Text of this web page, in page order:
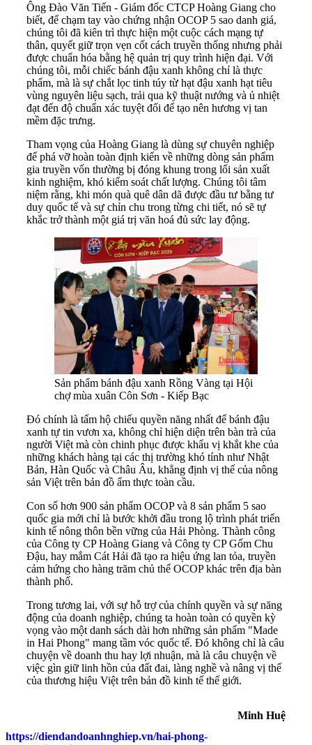
Ông Đào Văn Tiến - Giám đốc CTCP Hoàng Giang cho
biết, để chạm tay vào chứng nhận OCOP 5 sao danh giá,
chúng tôi đã kiên trì thực hiện một cuộc cách mạng tự
thân, quyết giữ trọn vẹn cốt cách truyền thống nhưng phải
được chuẩn hóa bằng hệ quản trị quy trình hiện đại. Với
chúng tôi, mỗi chiếc bánh đậu xanh không chỉ là thực
phẩm, mà là sự chắt lọc tinh túy từ hạt đậu xanh hạt tiêu
vùng nguyên liệu sạch, trải qua kỹ thuật nướng và ủ nhiệt
đạt đến độ chuẩn xác tuyệt đối để tạo nên hương vị tan
mềm đặc trưng.
Tham vọng của Hoàng Giang là dùng sự chuyên nghiệp
để phá vỡ hoàn toàn định kiến về những dòng sản phẩm
gia truyền vốn thường bị đóng khung trong lối sản xuất
kinh nghiệm, khó kiểm soát chất lượng. Chúng tôi tâm
niệm rằng, khi món quà quê dân dã được đầu tư bằng tư
duy quốc tế và sự chỉn chu trong từng chi tiết, nó sẽ tự
khắc trở thành một giá trị văn hoá đủ sức lay động.
Sản phẩm bánh đậu xanh Rồng Vàng tại Hội
chợ mùa xuân Côn Sơn - Kiếp Bạc
Đó chính là tấm hộ chiếu quyền năng nhất để bánh đậu
xanh tự tin vươn xa, không chỉ hiện diện trên bàn trà của
người Việt mà còn chinh phục được khẩu vị khắt khe của
những khách hàng tại các thị trường khó tính như Nhật
Bản, Hàn Quốc và Châu Âu, khẳng định vị thế của nông
sản Việt trên bản đồ ẩm thực toàn cầu.
Con số hơn 900 sản phẩm OCOP và 8 sản phẩm 5 sao
quốc gia mới chỉ là bước khởi đầu trong lộ trình phát triển
kinh tế nông thôn bền vững của Hải Phòng. Thành công
của Công ty CP Hoàng Giang và Công ty CP Gốm Chu
Đậu, hay mắm Cát Hải đã tạo ra hiệu ứng lan tỏa, truyền
cảm hứng cho hàng trăm chủ thể OCOP khác trên địa bàn
thành phố.
Trong tương lai, với sự hỗ trợ của chính quyền và sự năng
động của doanh nghiệp, chúng ta hoàn toàn có quyền kỳ
vọng vào một danh sách dài hơn những sản phẩm "Made
in Hai Phong" mang tầm vóc quốc tế. Đó không chỉ là câu
chuyện về doanh thu hay lợi nhuận, mà là câu chuyện về
việc gìn giữ linh hồn của đất đai, làng nghề và nâng vị thế
của thương hiệu Việt trên bản đồ kinh tế thế giới.
Minh Huệ
https://diendandoanhnghiep.vn/hai-phong-